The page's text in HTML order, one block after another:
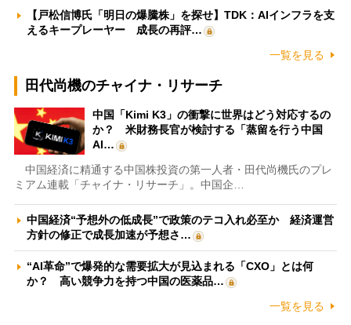
【戸松信博氏「明日の爆騰株」を探せ】TDK：AIインフラを支
えるキープレーヤー 成長の再評…
一覧を見る
田代尚機のチャイナ・リサーチ
中国「Kimi K3」の衝撃に世界はどう対応するの
か？ 米財務長官が検討する「蒸留を行う中国
AI…
中国経済に精通する中国株投資の第一人者・田代尚機氏のプレ
ミアム連載「チャイナ・リサーチ」。中国企…
中国経済“予想外の低成長”で政策のテコ入れ必至か 経済運営
方針の修正で成長加速が予想さ…
“AI革命”で爆発的な需要拡大が見込まれる「CXO」とは何
か？ 高い競争力を持つ中国の医薬品…
一覧を見る